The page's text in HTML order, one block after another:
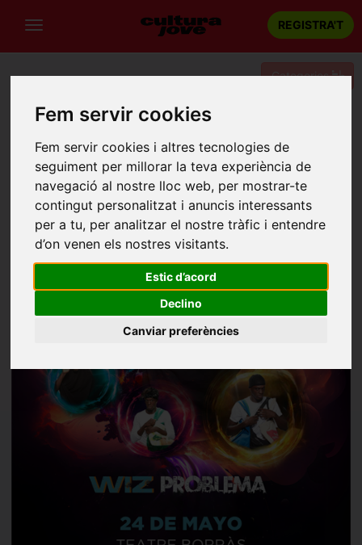
Fem servir cookies
Fem servir cookies i altres tecnologies de
seguiment per millorar la teva experiència de
navegació al nostre lloc web, per mostrar-te
contingut personalitzat i anuncis interessants
per a tu, per analitzar el nostre tràfic i entendre
d’on venen els nostres visitants.
Estic d’acord
Declino
Canviar preferències
REGISTRA'T
Categories
Portada Teatre
Barcelona